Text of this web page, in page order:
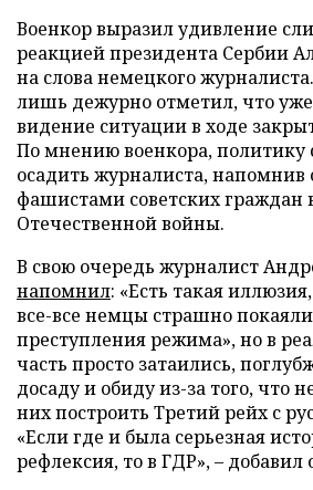
Военкор выразил удивление
реакцией президента Сербии
на слова немецкого
лишь дежурно отметил, что уже
видение ситуации в ходе
По мнению военкора, политику
осадить журналиста, напомнив
фашистами советских граждан
Отечественной войны.
В свою очередь журналист
напомнил: «Есть такая
все-все немцы страшно
преступления режима», но в
часть просто затаились,
досаду и обиду из-за того, что
них построить Третий рейх с
«Если где и была серьезная
рефлексия, то в ГДР», – добавил